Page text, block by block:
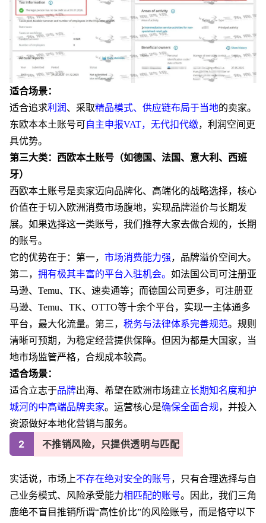
适合场景：
适合追求利润 、采取精品模式、供应链布局于当地的卖家。
东欧本本土账号可自主申报VAT，无代扣代缴，利润空间更
具优势。
第三大类：西欧本土账号（如德国、法国、意大利、西班
牙）
西欧本土账号是卖家迈向品牌化、高端化的战略选择，核心
价值在于切入欧洲消费市场腹地，实现品牌溢价与长期发
展。 如果选择这一类账号，我们推荐大家去做合规的，长期
的账号。
它的优势在于：第一， 市场消费能力强，品牌溢价空间大。
第二， 拥有极其丰富的平台入驻机会。 如法国公司可注册亚
马逊、 Temu、TK、速卖通等；而德国公司更多，可注册亚
马逊、Temu、TK、OTTO等十余个平台，实现一主体通多
平台，最大化流量。第三， 税务与法律体系完善规范。规则
清晰可预期，为稳定经营提供保障。但因为都是大国家，当
地市场监管严格，合规成本较高。
适合场景：
适合立志于品牌出海、希望在欧洲市场建立长期知名度和护
城河的中高端品牌卖家。运营核心是确保全面合规，并投入
资源做好本地化营销与服务。
2 不推销风险，只提供透明与匹配
实话说，市场上不存在绝对安全的账号，只有合理选择与自
己业务模式、风险承受能力相匹配的账号。因此，我们 三角
鹿绝不盲目推销所谓“高性价比”的风险账号，而是恪守以下